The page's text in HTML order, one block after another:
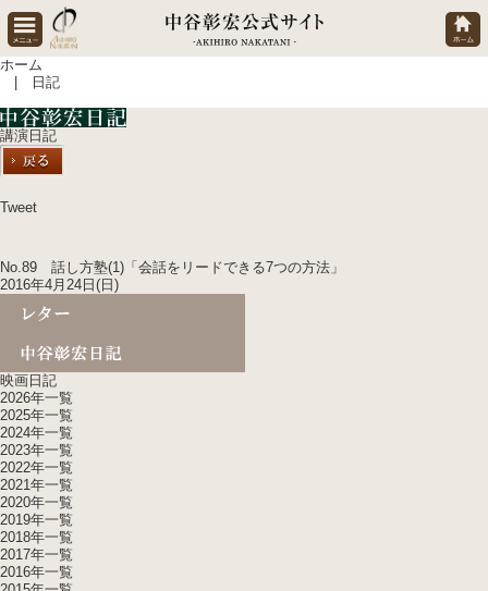
ホーム
| 日記
講演日記
Tweet
No.89 話し方塾(1)「会話をリードできる7つの方法」
2016年4月24日(日)
映画日記
2026年一覧
2025年一覧
2024年一覧
2023年一覧
2022年一覧
2021年一覧
2020年一覧
2019年一覧
2018年一覧
2017年一覧
2016年一覧